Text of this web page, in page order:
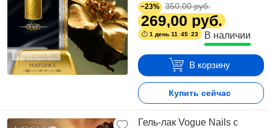
−23%
269,00 руб.
350,00 руб.
⏱ 1 день 11 :45:22 В наличии
В корзину
Купить сейчас
Гель-лак Vogue Nails с